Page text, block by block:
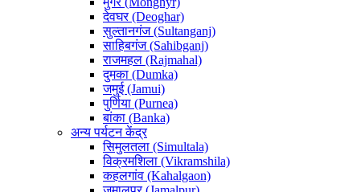
देवघर (Deoghar)
सुल्तानगंज (Sultanganj)
साहिबगंज (Sahibganj)
राजमहल (Rajmahal)
दुमका (Dumka)
जमुई (Jamui)
पुर्णिया (Purnea)
बांका (Banka)
अन्य पर्यटन केंद्र
सिमुलतला (Simultala)
विक्रमशिला (Vikramshila)
कहलगांव (Kahalgaon)